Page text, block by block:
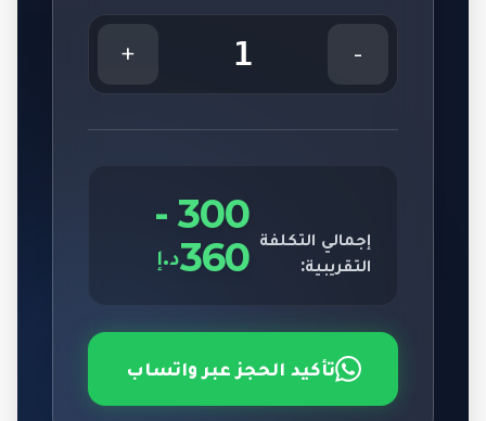
-
1
+
إجمالي التكلفة
التقريبية:
300
-
360د.إ
تأكيد الحجز عبر واتساب